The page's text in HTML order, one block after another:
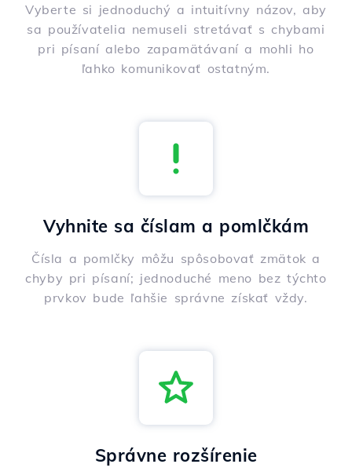
Vyberte si jednoduchý a intuitívny názov, aby
sa používatelia nemuseli stretávať s chybami
pri písaní alebo zapamätávaní a mohli ho
ľahko komunikovať ostatným.
Vyhnite sa číslam a pomlčkám
Čísla a pomlčky môžu spôsobovať zmätok a
chyby pri písaní; jednoduché meno bez týchto
prvkov bude ľahšie správne získať vždy.
Správne rozšírenie